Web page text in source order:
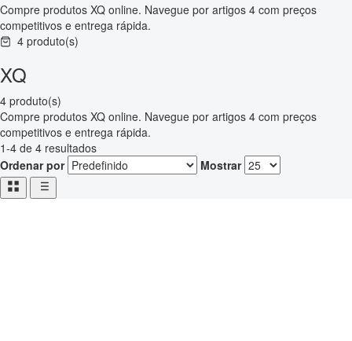
Compre produtos XQ online. Navegue por artigos 4 com preços
competitivos e entrega rápida.
4 produto(s)
XQ
4 produto(s)
Compre produtos XQ online. Navegue por artigos 4 com preços
competitivos e entrega rápida.
1-4 de 4 resultados
Ordenar por
Mostrar